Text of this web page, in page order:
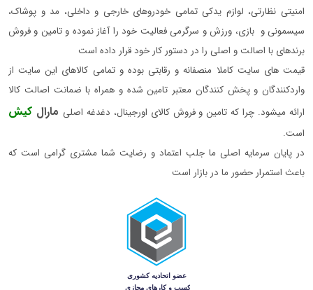
امنیتی نظارتی، لوازم یدکی تمامی خودروهای خارجی و داخلی، مد و پوشاک،
سیسمونی و بازی، ورزش و سرگرمی فعالیت خود را آغاز نموده و تامین و فروش
برندهای با اصالت و اصلی را در دستور کار خود قرار داده است
قیمت های سایت کاملا منصفانه و رقابتی بوده و تمامی کالاهای این سایت از
واردکنندگان و پخش کنندگان معتبر تامین شده و همراه با ضمانت اصالت کالا
ارائه میشود. چرا که تامین و فروش کالای اورجینال، دغدغه اصلی مارال کیش
است.
در پایان سرمایه اصلی ما جلب اعتماد و رضایت شما مشتری گرامی است که
باعث استمرار حضور ما در بازار است